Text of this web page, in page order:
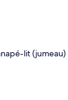
lit (jumeau)